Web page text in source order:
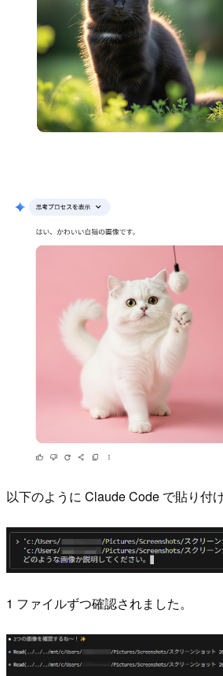
以下のように Claude Code で貼り付
1 ファイルずつ確認されました。